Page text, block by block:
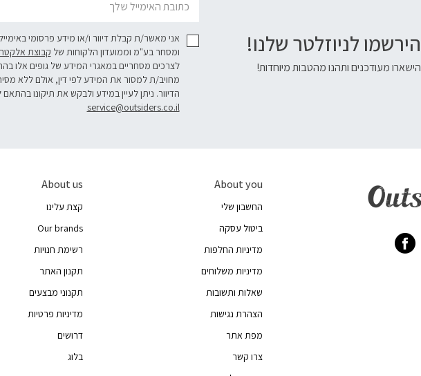
הירשמו לניוזלטר שלנו!
הישארו מעודכנים ותהנו מהטבות מיוחדות!
אני מאשר/ת קבלת דיוור ו/או מידע פרסומי
ומסחר בע"מ וממועדון הלקוחות של קבוצת
לצרכים מסחריים במאגרי המידע של גופים אלו
מחויב/ת למסור את המידע לפי דין, אולם ללא
הדיוור. ניתן לעיין במידע ולבקש את תיקונו
service@outsiders.co.il
About you
החשבון שלי
ביטול עסקה
מדיניות החלפות
מדיניות משלוחים
שאלות ותשובות
הצהרת נגישות
מפת אתר
צרו קשר
About us
קצת עלינו
Our brands
רשימת חנויות
תקנון האתר
תקנוני מבצעים
מדיניות פרטיות
דרושים
בלוג